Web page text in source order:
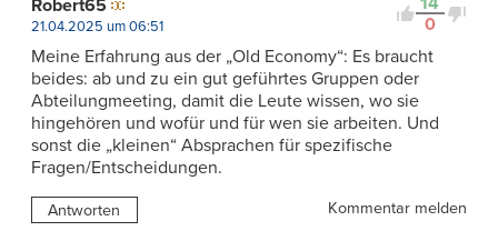
0
Robert65
21.04.2025 um 06:51
Meine Erfahrung aus der „Old Economy“: Es braucht
beides: ab und zu ein gut geführtes Gruppen oder
Abteilungmeeting, damit die Leute wissen, wo sie
hingehören und wofür und für wen sie arbeiten. Und
sonst die „kleinen“ Absprachen für spezifische
Fragen/Entscheidungen.
Antworten Kommentar melden